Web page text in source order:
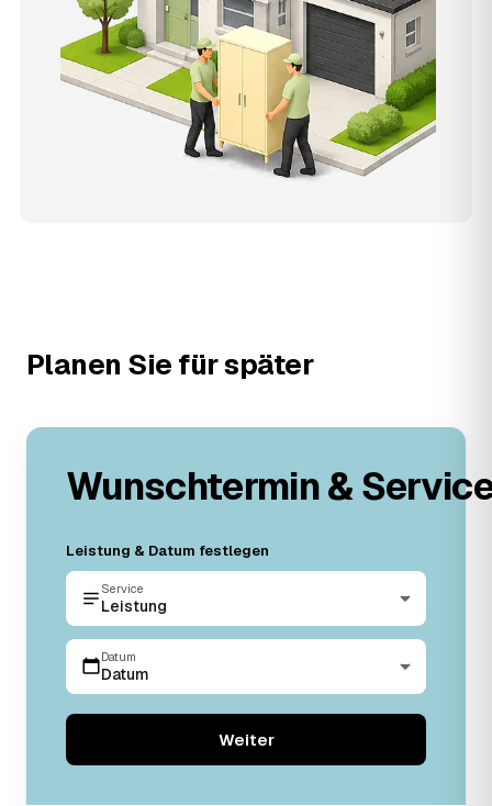
Planen Sie für später
Wunschtermin &
Leistung & Datum festlegen
Service
Leistung
Datum
Datum
Weiter